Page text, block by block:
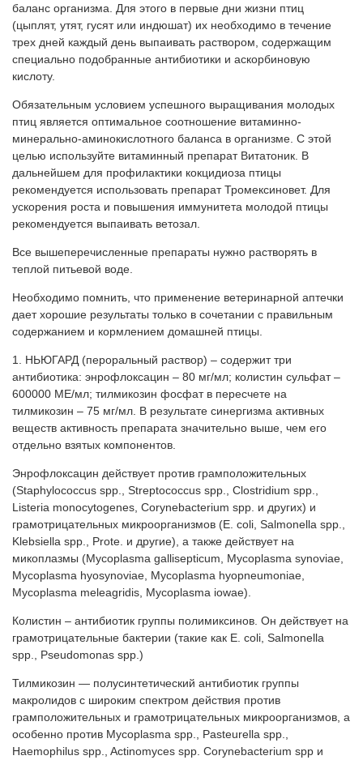
баланс организма. Для этого в первые дни жизни птиц
(цыплят, утят, гусят или индюшат) их необходимо в течение
трех дней каждый день выпаивать раствором, содержащим
специально подобранные антибиотики и аскорбиновую
кислоту.
Обязательным условием успешного выращивания молодых
птиц является оптимальное соотношение витаминно-
минерально-аминокислотного баланса в организме. С этой
целью используйте витаминный препарат Витатоник. В
дальнейшем для профилактики кокцидиоза птицы
рекомендуется использовать препарат Тромексиновет. Для
ускорения роста и повышения иммунитета молодой птицы
рекомендуется выпаивать ветозал.
Все вышеперечисленные препараты нужно растворять в
теплой питьевой воде.
Необходимо помнить, что применение ветеринарной аптечки
дает хорошие результаты только в сочетании с правильным
содержанием и кормлением домашней птицы.
1. НЬЮГАРД (пероральный раствор) – содержит три
антибиотика: энрофлоксацин – 80 мг/мл; колистин сульфат –
600000 МЕ/мл; тилмикозин фосфат в пересчете на
тилмикозин – 75 мг/мл. В результате синергизма активных
веществ активность препарата значительно выше, чем его
отдельно взятых компонентов.
Энрофлоксацин действует против грамположительных
(Staphylococcus spp., Streptococcus spp., Clostridium spp.,
Listeria monocytogenes, Corynebacterium spp. и других) и
грамотрицательных микроорганизмов (E. coli, Salmonella spp.,
Klebsiella spp., Prote. и другие), а также действует на
микоплазмы (Mycoplasma gallisepticum, Mycoplasma synoviae,
Mycoplasma hyosynoviae, Mycoplasma hyopneumoniae,
Mycoplasma meleagridis, Mycoplasma iowae).
Колистин – антибиотик группы полимиксинов. Он действует на
грамотрицательные бактерии (такие как E. coli, Salmonella
spp., Pseudomonas spp.)
Тилмикозин — полусинтетический антибиотик группы
макролидов с широким спектром действия против
грамположительных и грамотрицательных микроорганизмов, а
особенно против Mycoplasma spp., Pasteurella spp.,
Haemophilus spp., Actinomyces spp. Corynebacterium spp и